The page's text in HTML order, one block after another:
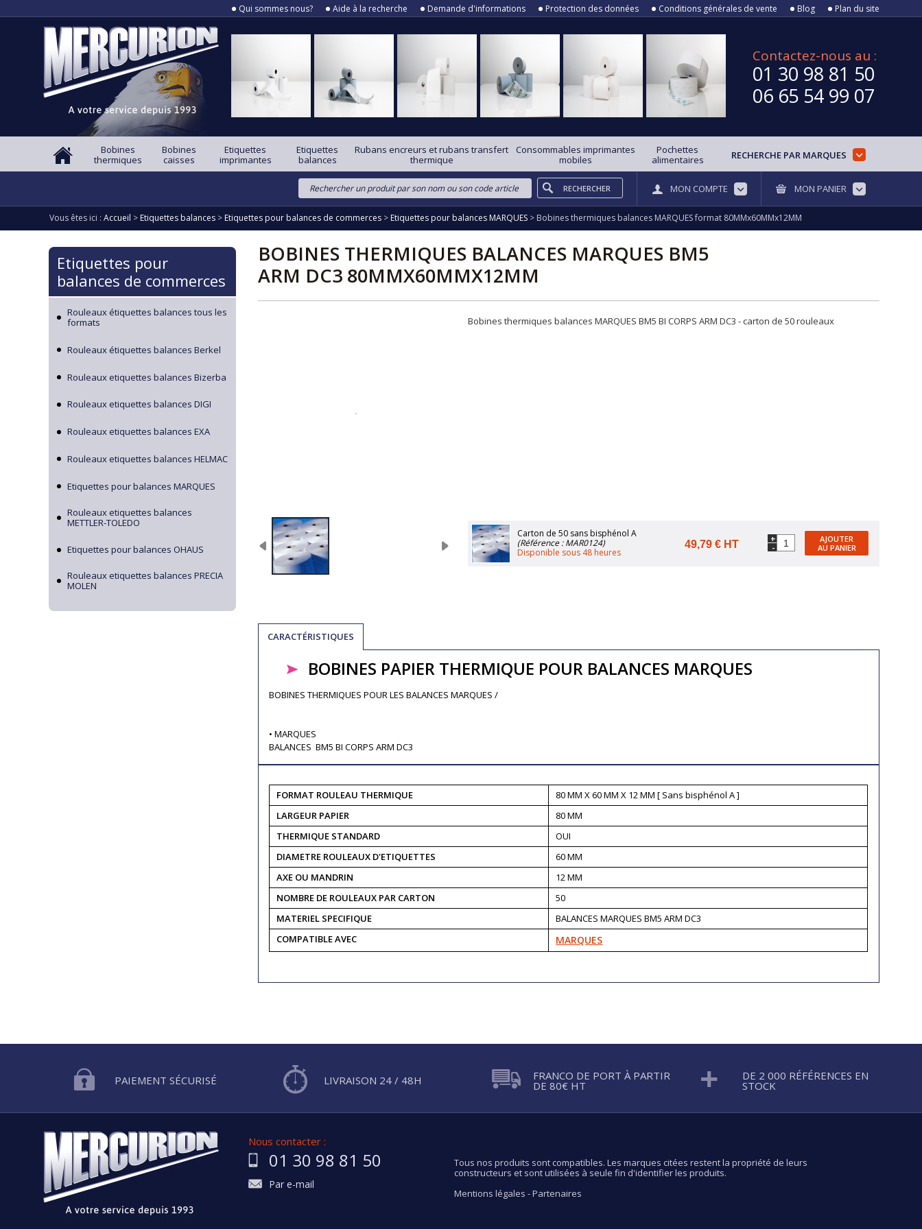
Qui sommes nous? Aide à la recherche Demande d'informations Protection des données Conditions générales de vente Blog Plan du site
Contactez-nous au :
01 30 98 81 50
06 65 54 99 07
Bobines
thermiques
Bobines
caisses
Etiquettes
imprimantes
Etiquettes
balances
Rubans encreurs et rubans transfert
thermique
Consommables imprimantes
mobiles
Pochettes
alimentaires
RECHERCHE PAR MARQUES
MON PANIER
MON COMPTE
Vous êtes ici : Accueil > Etiquettes balances > Etiquettes pour balances de commerces > Etiquettes pour balances MARQUES > Bobines thermiques balances MARQUES format 80MMx60MMx12MM
Etiquettes pour
balances de commerces
Rouleaux étiquettes balances tous les
formats
Rouleaux étiquettes balances Berkel
Rouleaux etiquettes balances Bizerba
Rouleaux etiquettes balances DIGI
Rouleaux etiquettes balances EXA
Rouleaux etiquettes balances HELMAC
Etiquettes pour balances MARQUES
Rouleaux etiquettes balances
METTLER-TOLEDO
Etiquettes pour balances OHAUS
Rouleaux etiquettes balances PRECIA
MOLEN
BOBINES THERMIQUES BALANCES MARQUES BM5
ARM DC3 80MMX60MMX12MM
Bobines thermiques balances MARQUES BM5 BI CORPS ARM DC3 - carton de 50 rouleaux
Carton de 50 sans bisphénol A
(Référence : MAR0124)
Disponible sous 48 heures
49,79 € HT +
-
AJOUTER
AU PANIER
CARACTÉRISTIQUES
BOBINES PAPIER THERMIQUE POUR BALANCES MARQUES
BOBINES THERMIQUES POUR LES BALANCES MARQUES /
• MARQUES
BALANCES BM5 BI CORPS ARM DC3
FORMAT ROULEAU THERMIQUE
80 MM X 60 MM X 12 MM [ Sans bisphénol A ]
LARGEUR PAPIER
80 MM
THERMIQUE STANDARD
OUI
DIAMETRE ROULEAUX D'ETIQUETTES
60 MM
AXE OU MANDRIN
12 MM
NOMBRE DE ROULEAUX PAR CARTON
50
MATERIEL SPECIFIQUE
BALANCES MARQUES BM5 ARM DC3
COMPATIBLE AVEC
MARQUES
PAIEMENT SÉCURISÉ LIVRAISON 24 / 48H FRANCO DE PORT À PARTIR
DE 80€ HT
DE 2 000 RÉFÉRENCES EN
STOCK
Nous contacter :
01 30 98 81 50
Par e-mail
Tous nos produits sont compatibles. Les marques citées restent la propriété de leurs
constructeurs et sont utilisées à seule fin d'identifier les produits.
Mentions légales -Partenaires